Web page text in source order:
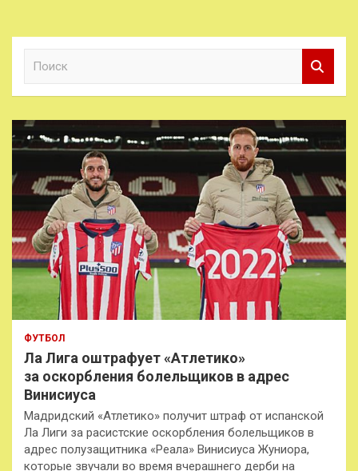
к
ФУТБОЛ
Ла Лига оштрафует «Атлетико»
за оскорбления болельщиков в адрес
Винисиуса
Мадридский «Атлетико» получит штраф от испанской
Ла Лиги за расистские оскорбления болельщиков в
адрес полузащитника «Реала» Винисиуса Жуниора,
которые звучали во время вчерашнего дерби на